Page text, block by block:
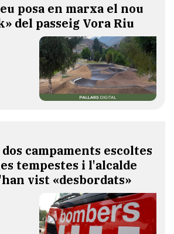
posa en marxa el nou
del passeig Vora Riu
campaments escoltes
tempestes i l'alcalde
vist «desbordats»